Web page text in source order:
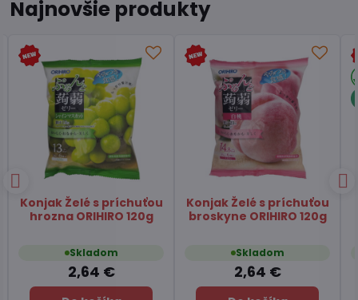
Najnovšie produkty
Papier ryžový na
závitky 22cm SA GIANG
Skladom
2,84 €
Čaj Matcha Yuzu
TSUBOICHI 5x10g
Skladom
7,45 €